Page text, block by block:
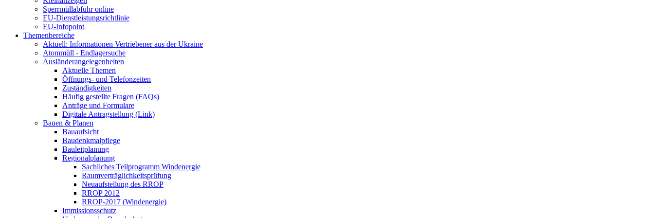
Sperrmüllabfuhr online
EU-Dienstleistungsrichtlinie
EU-Infopoint
Themenbereiche
Aktuell: Informationen Vertriebener aus der Ukraine
Atommüll - Endlagersuche
Ausländerangelegenheiten
Aktuelle Themen
Öffnungs- und Telefonzeiten
Zuständigkeiten
Häufig gestellte Fragen (FAQs)
Anträge und Formulare
Digitale Antragstellung (Link)
Bauen & Planen
Bauaufsicht
Baudenkmalpflege
Bauleitplanung
Regionalplanung
Sachliches Teilprogramm Windenergie
Raumverträglichkeitsprüfung
Neuaufstellung des RROP
RROP 2012
RROP-2017 (Windenergie)
Immissionsschutz